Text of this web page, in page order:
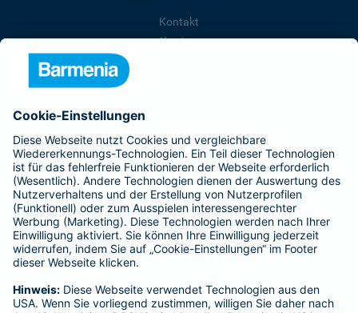
Kontakt
Karriere
Affiliate-Partner werden
Barmenia ist Teil der BarmeniaGothaer
BELIEBTE SEITEN
Kranken-Zusatzversicherung
Tierversicherungen
Haftpflichtversicherung
Hausratversicherung
SERVICE